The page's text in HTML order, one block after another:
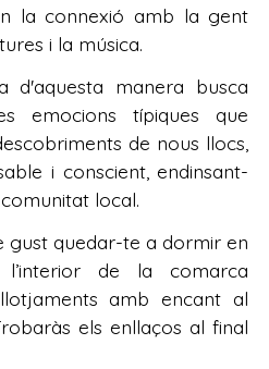
la connexió amb la gent
i la música.
d'aquesta manera busca
emocions típiques que
de nous llocs,
i conscient, endinsant-
local.
gust quedar-te a dormir en
de la comarca
amb encant al
els enllaços al final